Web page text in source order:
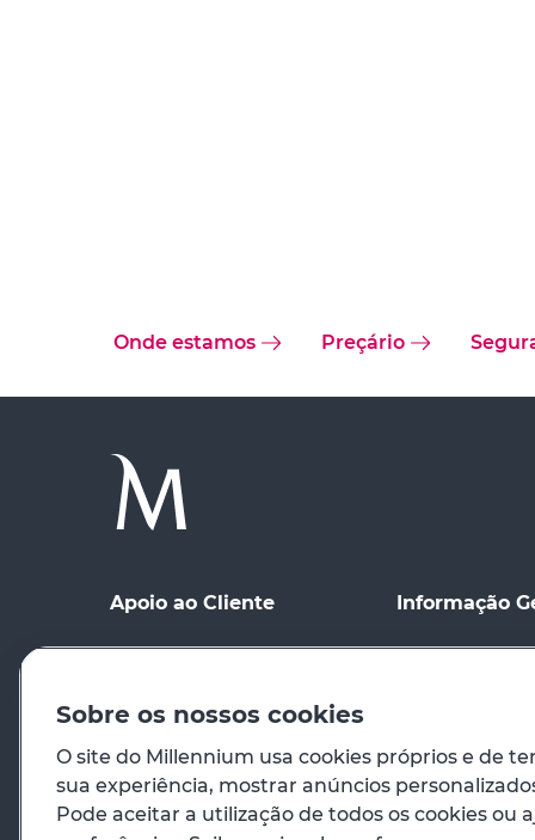
Onde estamos Preçário
Apoio ao Cliente
Ponto de contacto
Preçário
Em caso de emergência
Informação
Condições
Condições de
Princípios
Venda de
Sobre os nossos cookies
O site do Millennium usa cookies próprios e de
sua experiência, mostrar anúncios
Pode aceitar a utilização de todos os cookies ou